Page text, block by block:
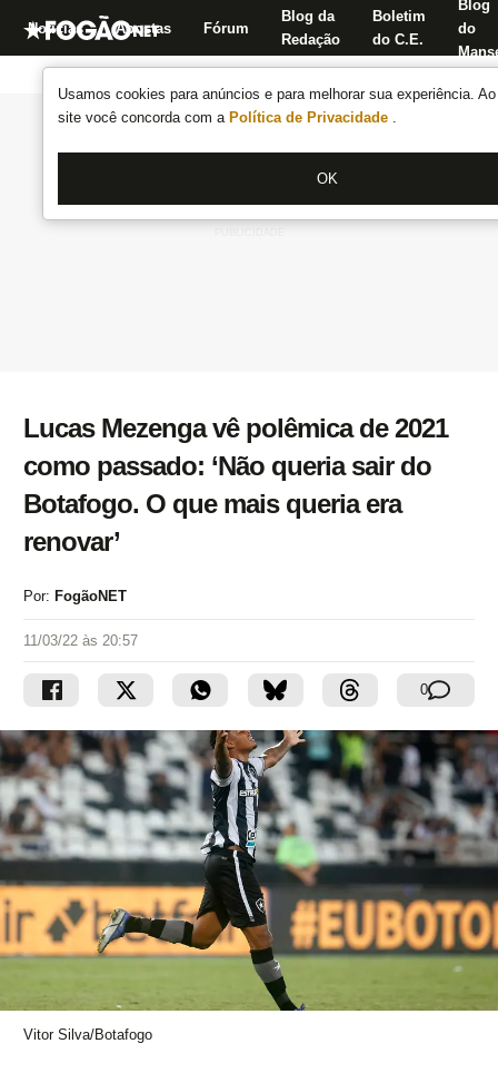
Usamos cookies para anúncios e para melhorar sua experiência.
site você concorda com a Política de Privacidade .
OK
Notícias Apostas Fórum
Blog da
Redação
Boletim
do C.E.
Blog
do
Lucas Mezenga vê polêmica de 2021
como passado: ‘Não queria sair do
Botafogo. O que mais queria era
renovar’
Por: FogãoNET
11/03/22 às 20:57
0
Vitor Silva/Botafogo